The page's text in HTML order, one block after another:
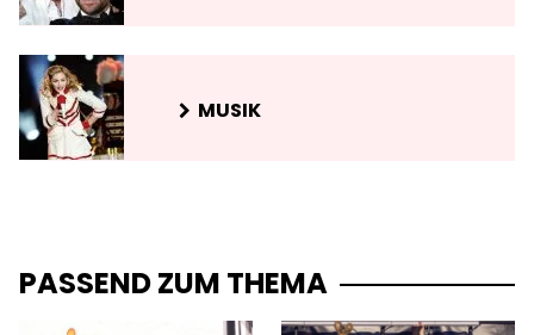
MUSIK
PASSEND ZUM THEMA